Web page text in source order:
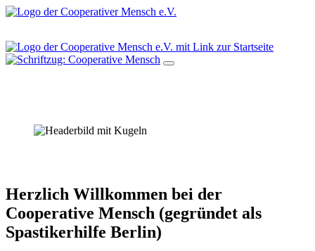
Herzlich Willkommen bei der
Cooperative Mensch (gegründet als
Spastikerhilfe Berlin)